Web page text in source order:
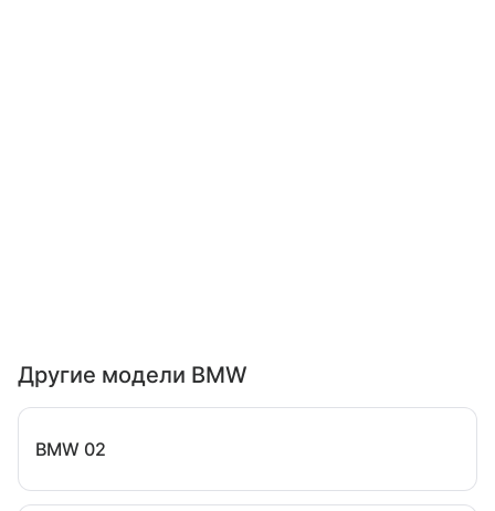
Другие модели BMW
BMW 02